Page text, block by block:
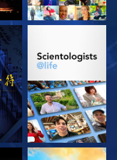
探索系列節目